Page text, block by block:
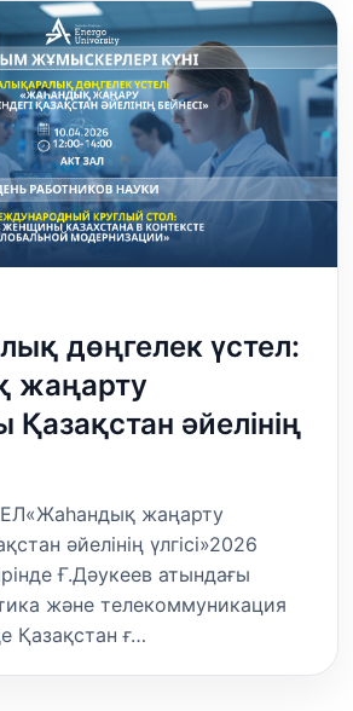
дөңгелек үстел:
жаңарту
Қазақстан әйелінің
жаңарту
әйелінің үлгісі»2026
Ғ.Дәукеев атындағы
және телекоммуникация
Қазақстан ғ…